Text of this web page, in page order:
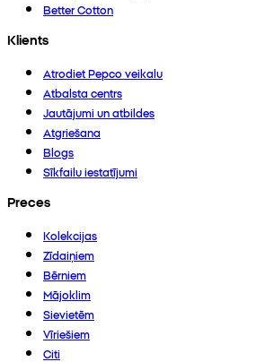
Better Cotton
Klients
Atrodiet Pepco veikalu
Atbalsta centrs
Jautājumi un atbildes
Atgriešana
Blogs
Sīkfailu iestatījumi
Preces
Kolekcijas
Zīdaiņiem
Bērniem
Mājoklim
Sievietēm
Vīriešiem
Citi